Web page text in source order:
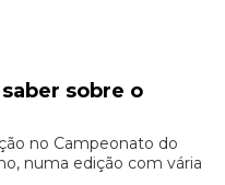
sobre o
no Campeonato do
numa edição com vária